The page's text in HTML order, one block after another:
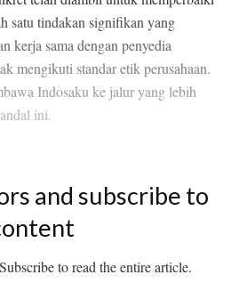
satu tindakan signifikan yang
kerja sama dengan penyedia
mengikuti standar etik perusahaan.
Indosaku ke jalur yang lebih
ini.
and subscribe to
to read the entire article.